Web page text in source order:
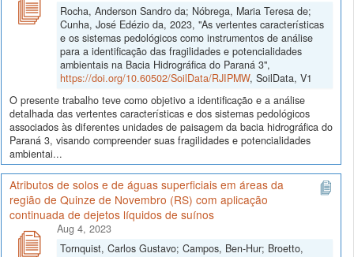
Rocha, Anderson Sandro da; Nóbrega, Maria Teresa de;
Cunha, José Edézio da, 2023, "As vertentes características
e os sistemas pedológicos como instrumentos de análise
para a identificação das fragilidades e potencialidades
ambientais na Bacia Hidrográfica do Paraná 3",
https://doi.org/10.60502/SoilData/RJIPMW, SoilData, V1
O presente trabalho teve como objetivo a identificação e a análise
detalhada das vertentes características e dos sistemas pedológicos
associados às diferentes unidades de paisagem da bacia hidrográfica do
Paraná 3, visando compreender suas fragilidades e potencialidades
ambientai...
Atributos de solos e de águas superficiais em áreas da
região de Quinze de Novembro (RS) com aplicação
continuada de dejetos líquidos de suínos
Aug 4, 2023
Tornquist, Carlos Gustavo; Campos, Ben-Hur; Broetto,